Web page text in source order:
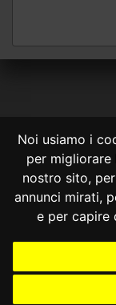
Noi usiamo i
per migliorare
nostro sito,
annunci mirati,
e per capire
Consulta OnLine non
le
Nessuno deve